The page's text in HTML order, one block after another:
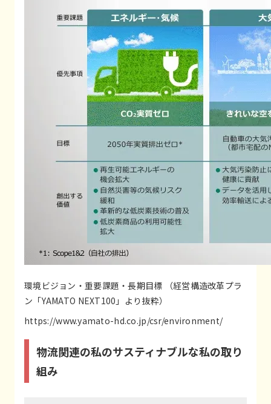
環境ビジョン・重要課題・長期目標 （経営構造改革プラ
ン「YAMATO NEXT100」より抜粋）
https://www.yamato-hd.co.jp/csr/environment/
物流関連の私のサスティナブルな私の取り
組み